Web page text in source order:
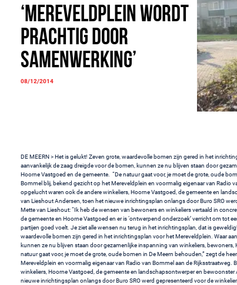
‘Mereveldplein wordt
prachtig door
samenwerking’
08/12/2014
DE MEERN > Het is gelukt! Zeven grote, waardevolle bomen zijn gered in het
aanvankelijk de zaag dreigde voor de bomen, kunnen ze nu blijven staan door
Hoorne Vastgoed en de gemeente. “De natuur gaat voor, je moet de grote, oude
Bommel blij, bekend gezicht op het Mereveldplein en voormalig eigenaar van Radio
opgelucht waren ook de andere winkeliers, Hoorne Vastgoed, de gemeente en
van Lieshout Andersen, toen het nieuwe inrichtingsplan onlangs door Buro SRO
Mette van Lieshout: “Ik heb de wensen van bewoners en winkeliers vertaald in
de gemeente en Hoorne Vastgoed en er is ‘ontwerpend onderzoek’ verricht om tot
partijen goed voelt. Je ziet alle wensen nu terug in het inrichtingsplan, dat is
waardevolle bomen zijn gered in het inrichtingsplan voor het Mereveldplein. Waar
kunnen ze nu blijven staan door gezamenlijke inspanning van winkeliers, bewoners,
natuur gaat voor, je moet de grote, oude bomen in De Meern behouden,” zegt de
Mereveldplein en voormalig eigenaar van Radio van Bommel aan de Rijksstraatweg.
winkeliers, Hoorne Vastgoed, de gemeente en landschapsontwerper en
nieuwe inrichtingsplan onlangs door Buro SRO werd gepresenteerd voor de